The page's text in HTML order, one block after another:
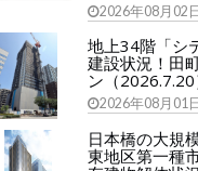
2026年08月02日
地上34階「シ
建設状況！田
ン（2026.7.20
2026年08月01日
日本橋の大規
東地区第一種